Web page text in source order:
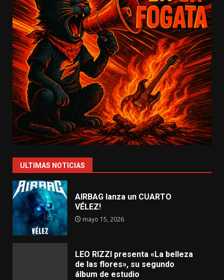
ULTIMAS NOTICIAS
AIRBAG lanza un CUARTO
VÉLEZ!
mayo 15, 2026
LEO RIZZI presenta «La belleza
de las flores», su segundo
álbum de estudio